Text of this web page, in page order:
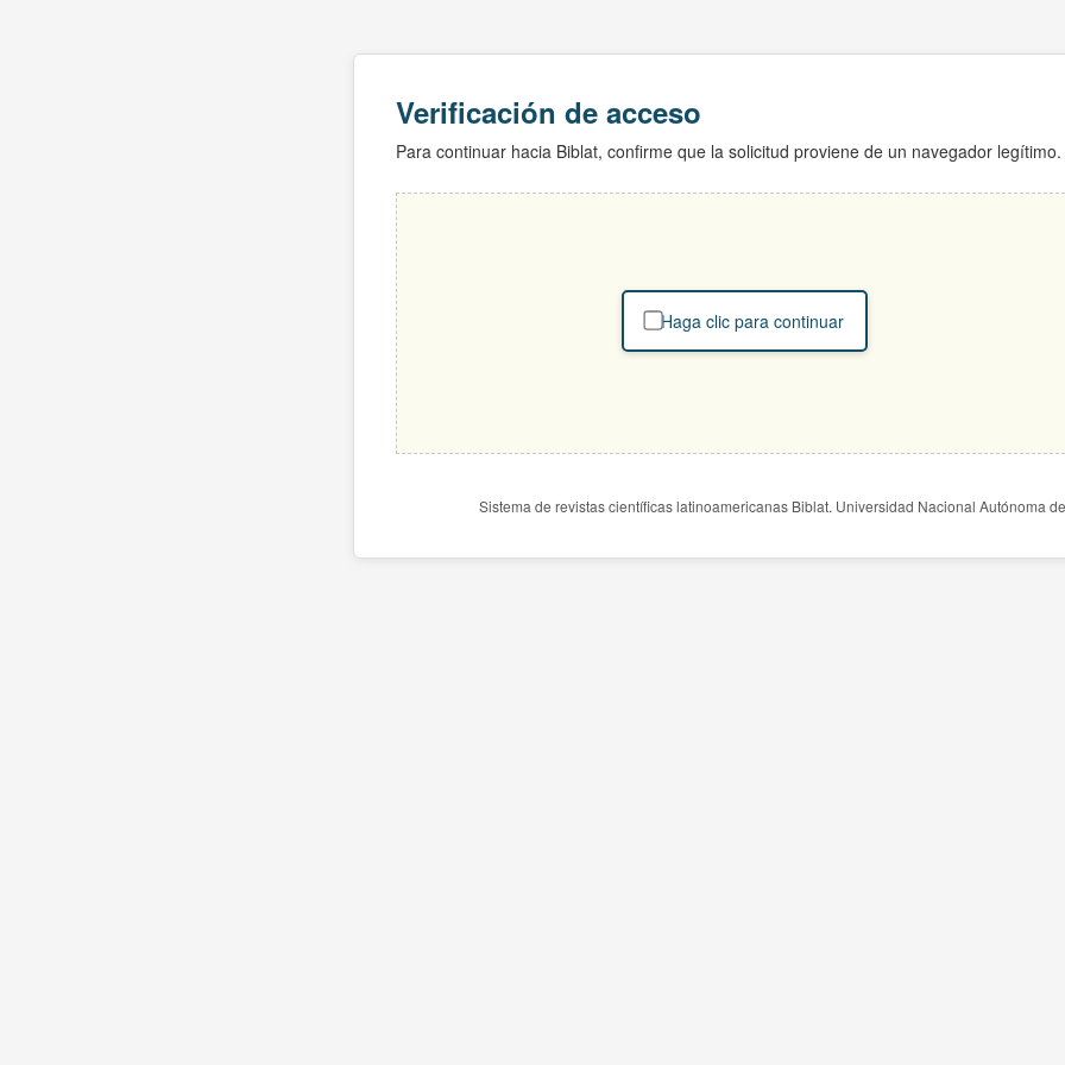
Verificación de acceso
Para continuar hacia Biblat, confirme que la solicitud proviene de un navegador legítimo.
Haga clic para continuar
Sistema de revistas científicas latinoamericanas Biblat. Universidad Nacional Autónoma